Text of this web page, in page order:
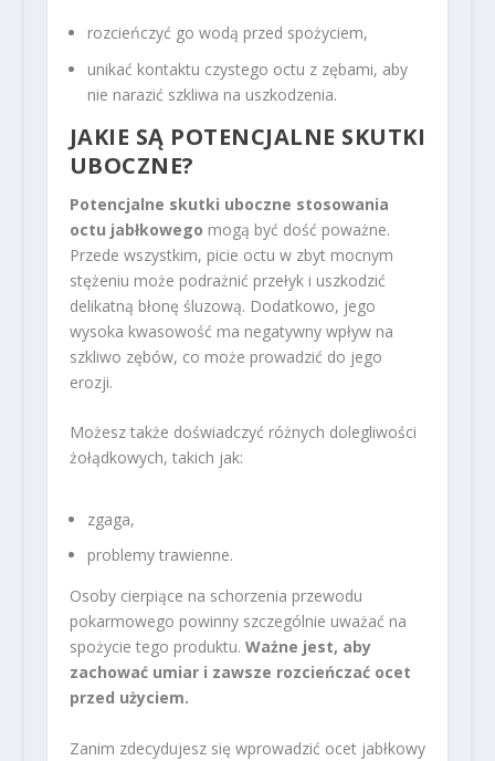
rozcieńczyć go wodą przed spożyciem,
unikać kontaktu czystego octu z zębami, aby
nie narazić szkliwa na uszkodzenia.
JAKIE SĄ POTENCJALNE SKUTKI
UBOCZNE?
Potencjalne skutki uboczne stosowania
octu jabłkowego mogą być dość poważne.
Przede wszystkim, picie octu w zbyt mocnym
stężeniu może podrażnić przełyk i uszkodzić
delikatną błonę śluzową. Dodatkowo, jego
wysoka kwasowość ma negatywny wpływ na
szkliwo zębów, co może prowadzić do jego
erozji.
Możesz także doświadczyć różnych dolegliwości
żołądkowych, takich jak:
zgaga,
problemy trawienne.
Osoby cierpiące na schorzenia przewodu
pokarmowego powinny szczególnie uważać na
spożycie tego produktu. Ważne jest, aby
zachować umiar i zawsze rozcieńczać ocet
przed użyciem.
Zanim zdecydujesz się wprowadzić ocet jabłkowy